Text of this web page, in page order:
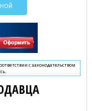
с законодательством